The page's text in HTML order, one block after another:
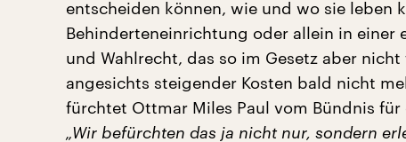
entscheiden können, wie und wo sie leben
Behinderteneinrichtung oder allein in einer
und Wahlrecht, das so im Gesetz aber
angesichts steigender Kosten bald nicht
fürchtet Ottmar Miles Paul vom Bündnis für
„Wir befürchten das ja nicht nur, sondern